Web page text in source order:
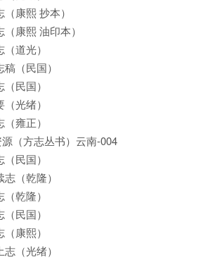
熙 抄本）
熙 油印本）
道光）
（民国）
民国）
光绪）
雍正）
（方志丛书）云南-004
民国）
（乾隆）
乾隆）
民国）
康熙）
（光绪）